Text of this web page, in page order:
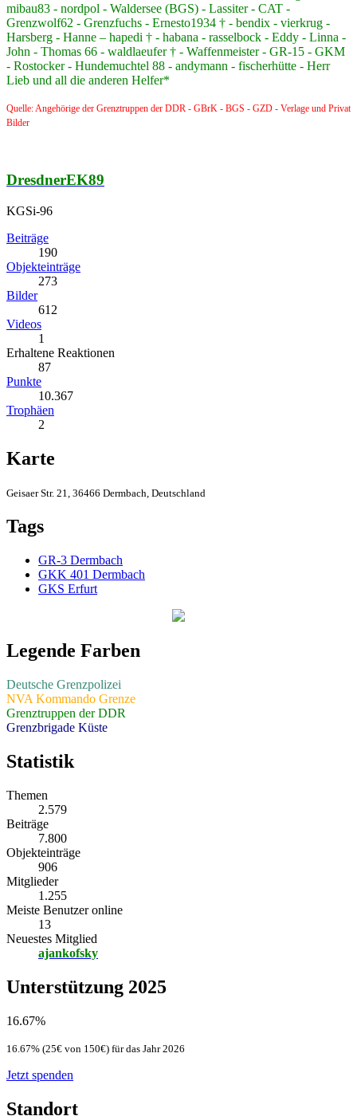
mibau83 - nordpol - Waldersee (BGS) - Lassiter - CAT -
Grenzwolf62 - Grenzfuchs - Ernesto1934 † - bendix - vierkrug -
Harsberg - Hanne – hapedi † - habana - rasselbock - Eddy - Linna -
John - Thomas 66 - waldlaeufer † - Waffenmeister - GR-15 - GKM
- Rostocker - Hundemuchtel 88 - andymann - fischerhütte - Herr
Lieb und all die anderen Helfer*
Quelle: Angehörige der Grenztruppen der DDR - GBrK - BGS - GZD - Verlage und Privat
Bilder
DresdnerEK89
KGSi-96
Beiträge
190
Objekteinträge
273
Bilder
612
Videos
1
Erhaltene Reaktionen
87
Punkte
10.367
Trophäen
2
Karte
Geisaer Str. 21, 36466 Dermbach, Deutschland
Tags
GR-3 Dermbach
GKK 401 Dermbach
GKS Erfurt
Legende Farben
Deutsche Grenzpolizei
NVA Kommando Grenze
Grenztruppen der DDR
Grenzbrigade Küste
Statistik
Themen
2.579
Beiträge
7.800
Objekteinträge
906
Mitglieder
1.255
Meiste Benutzer online
13
Neuestes Mitglied
ajankofsky
Unterstützung 2025
16.67%
16.67% (25€ von 150€) für das Jahr 2026
Jetzt spenden
Standort